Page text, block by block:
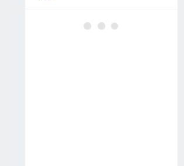
Какие 3 документа не нужно